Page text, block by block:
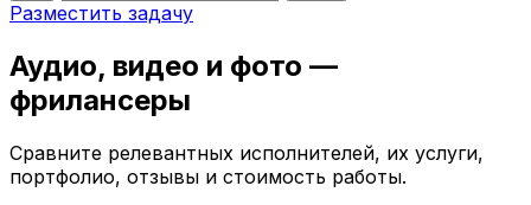
Разместить задачу
Аудио, видео и фото —
фрилансеры
Сравните релевантных исполнителей, их услуги,
портфолио, отзывы и стоимость работы.